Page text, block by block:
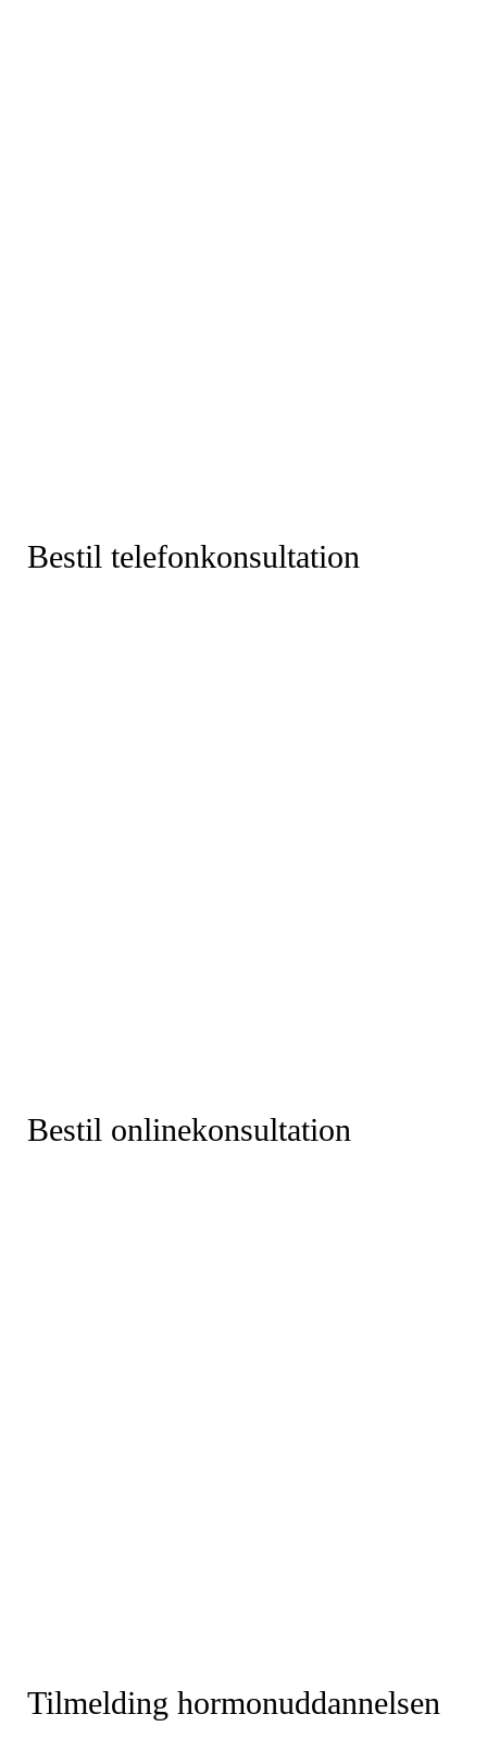
Bestil telefonkonsultation
Bestil onlinekonsultation
Tilmelding hormonuddannelsen